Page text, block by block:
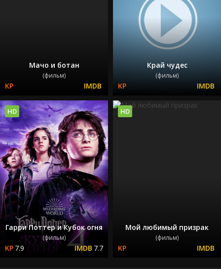
Мачо и ботан
(фильм)
Край чудес
(фильм)
Гарри Поттер и Кубок огня
(фильм)
7.9 7.7
HD
Мой любимый призрак
(фильм)
HD